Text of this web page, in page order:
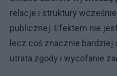
relacje i struktury
publicznej. Efektem nie
lecz coś znacznie
utrata zgody i wycofanie